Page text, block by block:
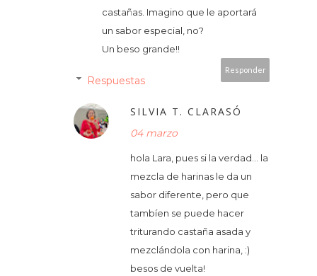
castañas. Imagino que le aportará
un sabor especial, no?
Un beso grande!!
Responder
Respuestas
SILVIA T. CLARASÓ
04 marzo
hola Lara, pues si la verdad... la
mezcla de harinas le da un
sabor diferente, pero que
tambíen se puede hacer
triturando castaña asada y
mezclándola con harina, :)
besos de vuelta!